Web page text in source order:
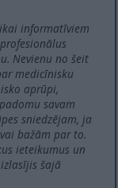
informatīviem
Nevienu no šeit
medicīnisku
aprūpi,
savam
sniedzējam, ja
bažām par to.
ieteikumus un
šajā